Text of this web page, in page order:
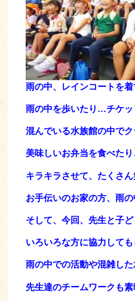
雨の中、レインコートを
雨の中を歩いたり…チケッ
混んでいる水族館の中で
美味しいお弁当を食べた
キラキラさせて、たくさん
お手伝いのお家の方、雨
そして、今回、先生と子
いろいろな方に協力して
雨の中での活動や混雑し
先生達のチームワークも素